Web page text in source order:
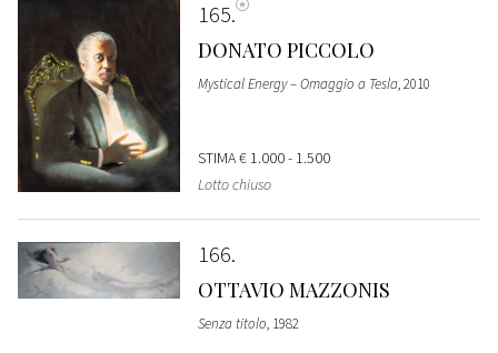
165
DONATO PICCOLO
Mystical Energy – Omaggio a Tesla, 2010
STIMA€ 1.000 - 1.500
Lotto chiuso
166
OTTAVIO MAZZONIS
Senza titolo, 1982